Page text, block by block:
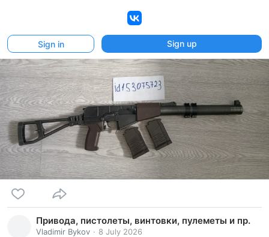
Sign in Sign up
Привода, пистолеты, винтовки, пулеметы и пр.
Vladimir Bykov 8 July 2026